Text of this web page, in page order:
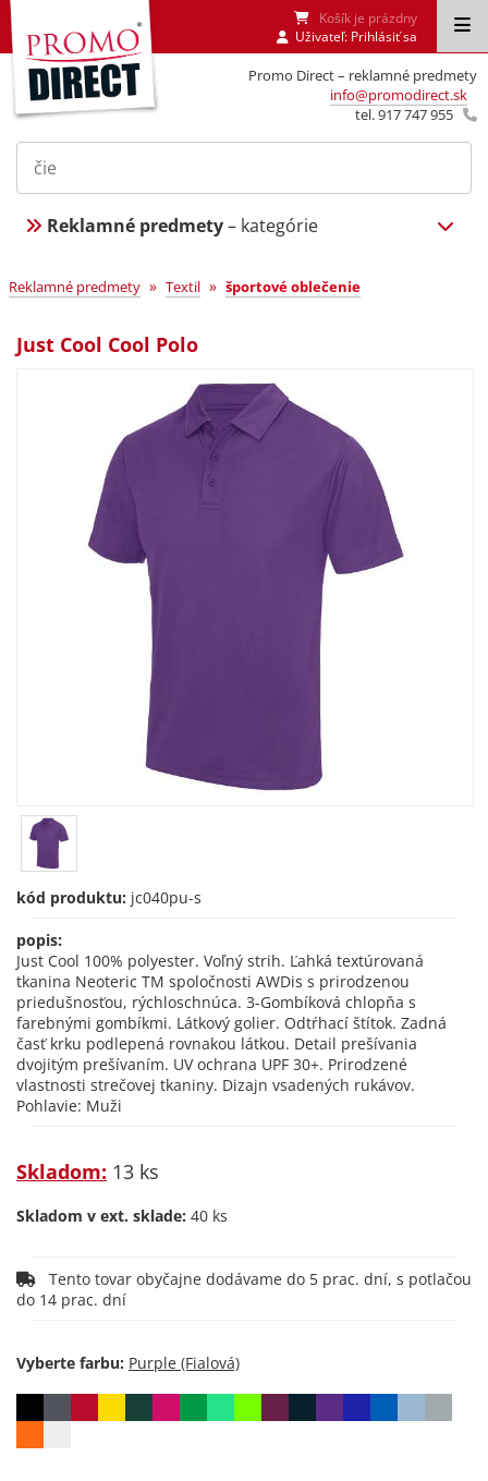
Promo Direct – reklamné predmety
info@promodirect.sk
tel. 917 747 955
Košík je prázdny
Uživateľ: Prihlásiť sa
Reklamné predmety– kategórie
Reklamné predmety » Textil » športové oblečenie
Just Cool Cool Polo
kód produktu: jc040pu-s
popis:
Just Cool 100% polyester. Voľný strih. Ľahká textúrovaná
tkanina Neoteric TM spoločnosti AWDis s prirodzenou
priedušnosťou, rýchloschnúca. 3-Gombíková chlopňa s
farebnými gombíkmi. Látkový golier. Odtŕhací štítok. Zadná
časť krku podlepená rovnakou látkou. Detail prešívania
dvojitým prešívaním. UV ochrana UPF 30+. Prirodzené
vlastnosti strečovej tkaniny. Dizajn vsadených rukávov.
Pohlavie: Muži
Skladom: 13 ks
Skladom v ext. sklade: 40 ks
do 14 prac. dní
Vyberte farbu: